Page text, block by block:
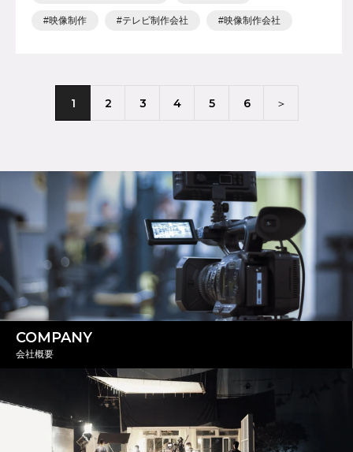
映像制作 テレビ制作会社 映像制作会社
1 2 3 4 5 6 ＞
COMPANY
会社概要